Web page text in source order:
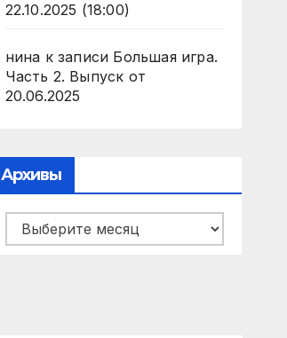
22.10.2025 (18:00)
нина к записи Большая игра.
Часть 2. Выпуск от
20.06.2025
Архивы
Архивы